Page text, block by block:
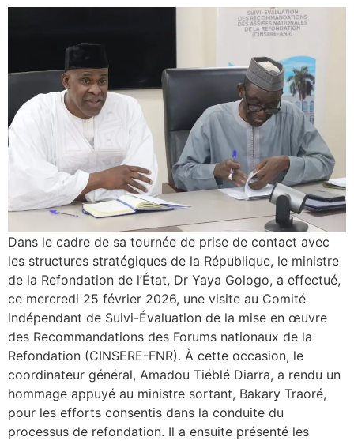
Dans le cadre de sa tournée de prise de contact avec
les structures stratégiques de la République, le ministre
de la Refondation de l’État, Dr Yaya Gologo, a effectué,
ce mercredi 25 février 2026, une visite au Comité
indépendant de Suivi-Évaluation de la mise en œuvre
des Recommandations des Forums nationaux de la
Refondation (CINSERE-FNR). À cette occasion, le
coordinateur général, Amadou Tiéblé Diarra, a rendu un
hommage appuyé au ministre sortant, Bakary Traoré,
pour les efforts consentis dans la conduite du
processus de refondation. Il a ensuite présenté les